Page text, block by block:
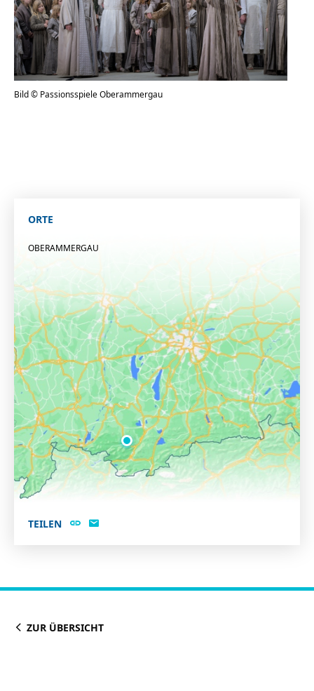
Bild © Passionsspiele Oberammergau
ORTE
OBERAMMERGAU
TEILEN
ZUR ÜBERSICHT